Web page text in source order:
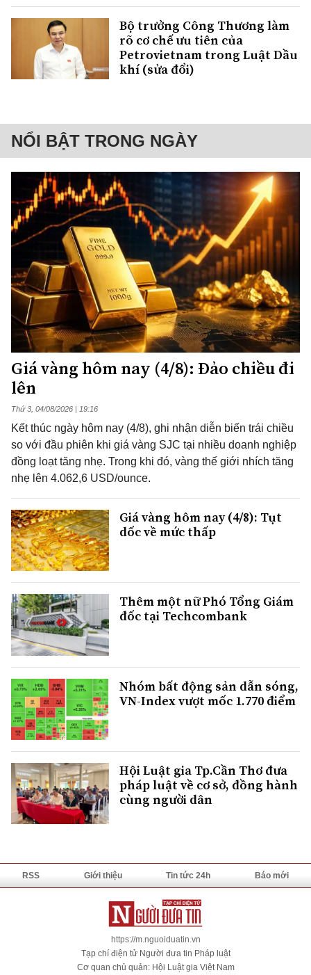
Bộ trưởng Công Thương làm
rõ cơ chế ưu tiên của
Petrovietnam trong Luật Dầu
khí (sửa đổi)
NỔI BẬT TRONG NGÀY
Giá vàng hôm nay (4/8): Đảo chiều đi
lên
Thứ 3, 04/08/2026 | 19:16
Kết thúc ngày hôm nay (4/8), ghi nhận diễn biến trái chiều
so với đầu phiên khi giá vàng SJC tại nhiều doanh nghiệp
đồng loạt tăng nhẹ. Trong khi đó, vàng thế giới nhích tăng
nhẹ lên 4.062,6 USD/ounce.
Giá vàng hôm nay (4/8): Tụt
dốc về mức thấp
Thêm một nữ Phó Tổng Giám
đốc tại Techcombank
Nhóm bất động sản dẫn sóng,
VN-Index vượt mốc 1.770 điểm
Hội Luật gia Tp.Cần Thơ đưa
pháp luật về cơ sở, đồng hành
cùng người dân
RSS Giới thiệu Tin tức 24h Báo mới
https://m.nguoiduatin.vn
Tạp chí điện tử Người đưa tin Pháp luật
Cơ quan chủ quản: Hội Luật gia Việt Nam